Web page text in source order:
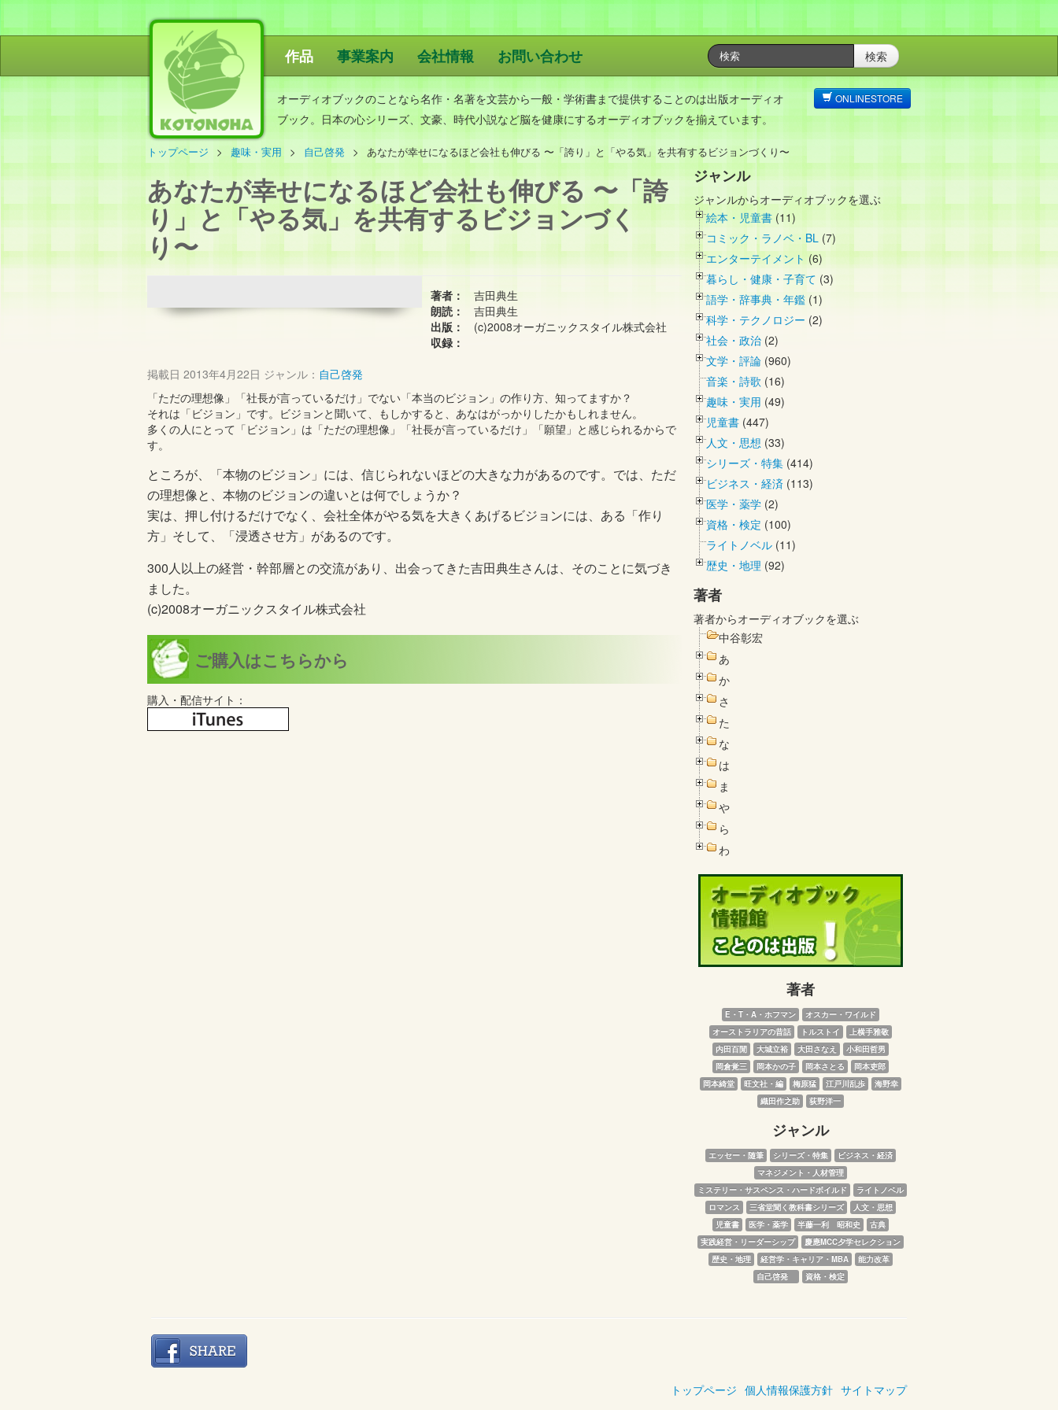
ことのは出版
作品 事業案内 会社情報 お問い合わせ 検索
オーディオブックのことなら名作・名著を文芸から一般・学術書まで提供することのは出版オーディオ
ブック。日本の心シリーズ、文豪、時代小説など脳を健康にするオーディオブックを揃えています。
ONLINESTORE
トップページ 趣味・実用 自己啓発 あなたが幸せになるほど会社も伸びる 〜「誇り」と「やる気」を共有するビジョンづくり〜
あなたが幸せになるほど会社も伸びる 〜「誇
り」と「やる気」を共有するビジョンづく
り〜
著者：
吉田典生
朗読：
吉田典生
出版：
(c)2008オーガニックスタイル株式会社
収録：
掲載日 2013年4月22日 ジャンル： 自己啓発
「ただの理想像」「社長が言っているだけ」でない「本当のビジョン」の作り方、知ってますか？
それは「ビジョン」です。ビジョンと聞いて、もしかすると、あなはがっかりしたかもしれません。
多くの人にとって「ビジョン」は「ただの理想像」「社長が言っているだけ」「願望」と感じられるからで
す。
ところが、「本物のビジョン」には、信じられないほどの大きな力があるのです。では、ただ
の理想像と、本物のビジョンの違いとは何でしょうか？
実は、押し付けるだけでなく、会社全体がやる気を大きくあげるビジョンには、ある「作り
方」そして、「浸透させ方」があるのです。
300人以上の経営・幹部層との交流があり、出会ってきた吉田典生さんは、そのことに気づき
ました。
(c)2008オーガニックスタイル株式会社
ご購入はこちらから
購入・配信サイト：
ジャンル
ジャンルからオーディオブックを選ぶ
絵本・児童書 (11)
コミック・ラノベ・BL (7)
エンターテイメント (6)
暮らし・健康・子育て (3)
語学・辞事典・年鑑 (1)
科学・テクノロジー (2)
社会・政治 (2)
文学・評論 (960)
音楽・詩歌 (16)
趣味・実用 (49)
児童書 (447)
人文・思想 (33)
シリーズ・特集 (414)
ビジネス・経済 (113)
医学・薬学 (2)
資格・検定 (100)
ライトノベル (11)
歴史・地理 (92)
著者
著者からオーディオブックを選ぶ
中谷彰宏
あ
か
さ
た
な
は
ま
や
ら
わ
著者
E・T・A・ホフマン
オスカー・ワイルド
オーストラリアの昔話
トルストイ
上横手雅敬
内田百閒
大城立裕 大田さなえ
小和田哲男
岡倉覚三
岡本かの子 岡本さとる
岡本吏郎
岡本綺堂
旺文社・編 梅原猛 江戸川乱歩
海野幸
織田作之助
荻野洋一
ジャンル
エッセー・随筆 シリーズ・特集
ビジネス・経済
マネジメント・人材管理
ミステリー・サスペンス・ハードボイルド
ライトノベル
ロマンス
三省堂聞く教科書シリーズ
人文・思想
児童書
医学・薬学 半藤一利　昭和史
古典
実践経営・リーダーシップ
慶應MCC夕学セレクション
歴史・地理
経営学・キャリア・MBA
能力改革
自己啓発
資格・検定
トップページ 個人情報保護方針 サイトマップ